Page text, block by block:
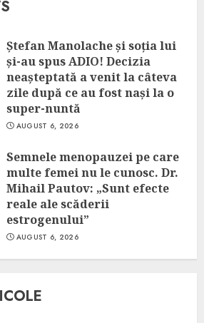
Ștefan Manolache și soția lui
și-au spus ADIO! Decizia
neașteptată a venit la câteva
zile după ce au fost nași la o
super-nuntă
AUGUST 6, 2026
Semnele menopauzei pe care
multe femei nu le cunosc. Dr.
Mihail Pautov: „Sunt efecte
reale ale scăderii
estrogenului”
AUGUST 6, 2026